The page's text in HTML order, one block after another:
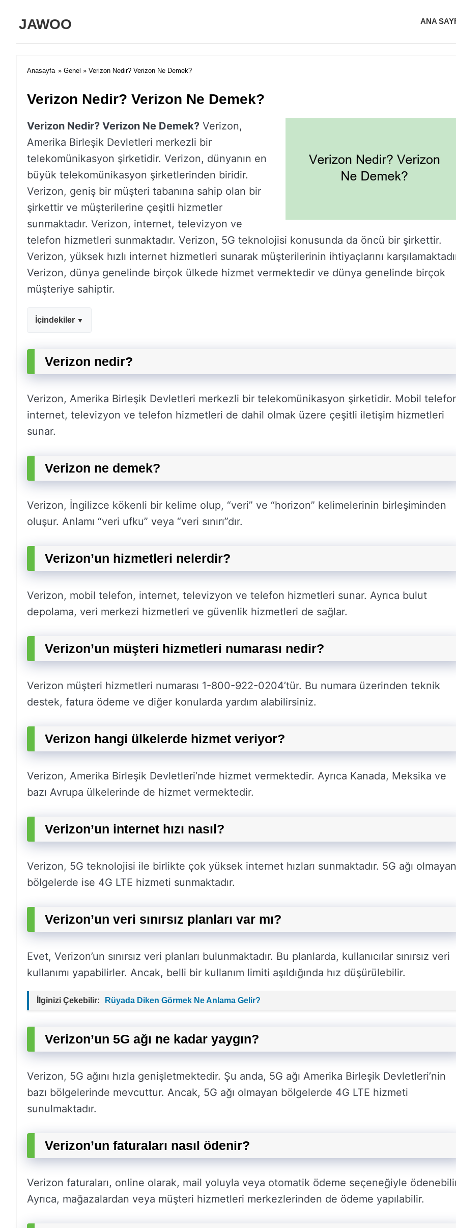
JAWOO ANA
Anasayfa » Genel » Verizon Nedir? Verizon Ne Demek?
Verizon Nedir? Verizon Ne Demek?
Verizon Nedir? Verizon Ne Demek? Verizon,
Amerika Birleşik Devletleri merkezli bir
telekomünikasyon şirketidir. Verizon, dünyanın en
büyük telekomünikasyon şirketlerinden biridir.
Verizon, geniş bir müşteri tabanına sahip olan bir
şirkettir ve müşterilerine çeşitli hizmetler
sunmaktadır. Verizon, internet, televizyon ve
telefon hizmetleri sunmaktadır. Verizon, 5G teknolojisi konusunda da öncü bir şirkettir.
Verizon, yüksek hızlı internet hizmetleri sunarak müşterilerinin ihtiyaçlarını
Verizon, dünya genelinde birçok ülkede hizmet vermektedir ve dünya genelinde birçok
müşteriye sahiptir.
İçindekiler
Verizon nedir?
Verizon, Amerika Birleşik Devletleri merkezli bir telekomünikasyon şirketidir. Mobil
internet, televizyon ve telefon hizmetleri de dahil olmak üzere çeşitli iletişim hizmetleri
sunar.
Verizon ne demek?
Verizon, İngilizce kökenli bir kelime olup, “veri” ve “horizon” kelimelerinin birleşiminden
oluşur. Anlamı “veri ufku” veya “veri sınırı”dır.
Verizon’un hizmetleri nelerdir?
Verizon, mobil telefon, internet, televizyon ve telefon hizmetleri sunar. Ayrıca bulut
depolama, veri merkezi hizmetleri ve güvenlik hizmetleri de sağlar.
Verizon’un müşteri hizmetleri numarası nedir?
Verizon müşteri hizmetleri numarası 1-800-922-0204’tür. Bu numara üzerinden teknik
destek, fatura ödeme ve diğer konularda yardım alabilirsiniz.
Verizon hangi ülkelerde hizmet veriyor?
Verizon, Amerika Birleşik Devletleri’nde hizmet vermektedir. Ayrıca Kanada, Meksika ve
bazı Avrupa ülkelerinde de hizmet vermektedir.
Verizon’un internet hızı nasıl?
Verizon, 5G teknolojisi ile birlikte çok yüksek internet hızları sunmaktadır. 5G ağı olmayan
bölgelerde ise 4G LTE hizmeti sunmaktadır.
Verizon’un veri sınırsız planları var mı?
Evet, Verizon’un sınırsız veri planları bulunmaktadır. Bu planlarda, kullanıcılar sınırsız veri
kullanımı yapabilirler. Ancak, belli bir kullanım limiti aşıldığında hız düşürülebilir.
İlginizi Çekebilir: Rüyada Diken Görmek Ne Anlama Gelir?
Verizon’un 5G ağı ne kadar yaygın?
Verizon, 5G ağını hızla genişletmektedir. Şu anda, 5G ağı Amerika Birleşik Devletleri’nin
bazı bölgelerinde mevcuttur. Ancak, 5G ağı olmayan bölgelerde 4G LTE hizmeti
sunulmaktadır.
Verizon’un faturaları nasıl ödenir?
Verizon faturaları, online olarak, mail yoluyla veya otomatik ödeme seçeneğiyle
Ayrıca, mağazalardan veya müşteri hizmetleri merkezlerinden de ödeme yapılabilir.